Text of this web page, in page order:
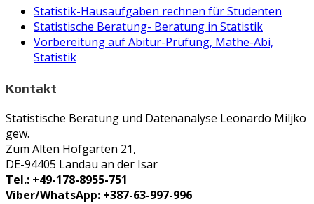
Statistik-Hausaufgaben rechnen für Studenten
Statistische Beratung- Beratung in Statistik
Vorbereitung auf Abitur-Prüfung, Mathe-Abi,
Statistik
Kontakt
Statistische Beratung und Datenanalyse Leonardo Miljko
gew.
Zum Alten Hofgarten 21,
DE-94405 Landau an der Isar
Tel.: +49-178-8955-751
Viber/WhatsApp: +387-63-997-996